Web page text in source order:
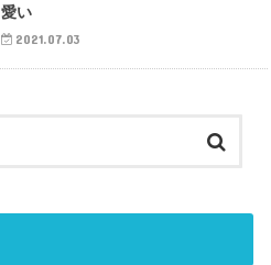
愛い
2021.07.03